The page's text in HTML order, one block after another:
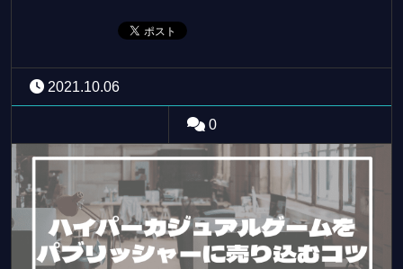
2021.10.06
0